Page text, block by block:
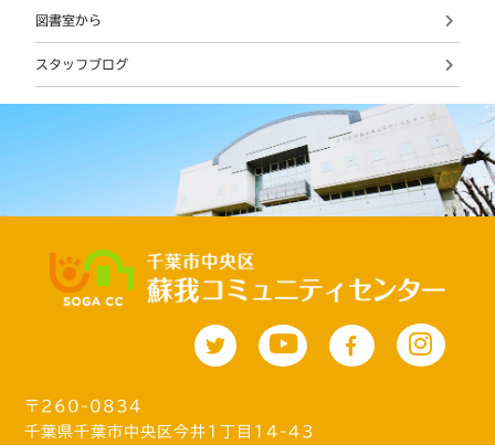
図書室から
スタッフブログ
〒260-0834
千葉県千葉市中央区今井1丁目14-43